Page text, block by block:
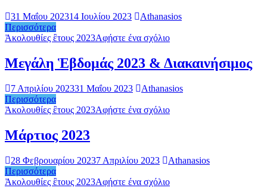
31 Μαΐου 202314 Ιουλίου 2023
Athanasios
Περισσότερα
Ἀκολουθίες ἒτους 2023Αφήστε ένα σχόλιο
Μεγάλη Ἑβδομάς 2023 & Διακαινήσιμος
7 Απριλίου 202331 Μαΐου 2023
Athanasios
Περισσότερα
Ἀκολουθίες ἒτους 2023Αφήστε ένα σχόλιο
Μάρτιος 2023
28 Φεβρουαρίου 20237 Απριλίου 2023
Athanasios
Περισσότερα
Ἀκολουθίες ἒτους 2023Αφήστε ένα σχόλιο